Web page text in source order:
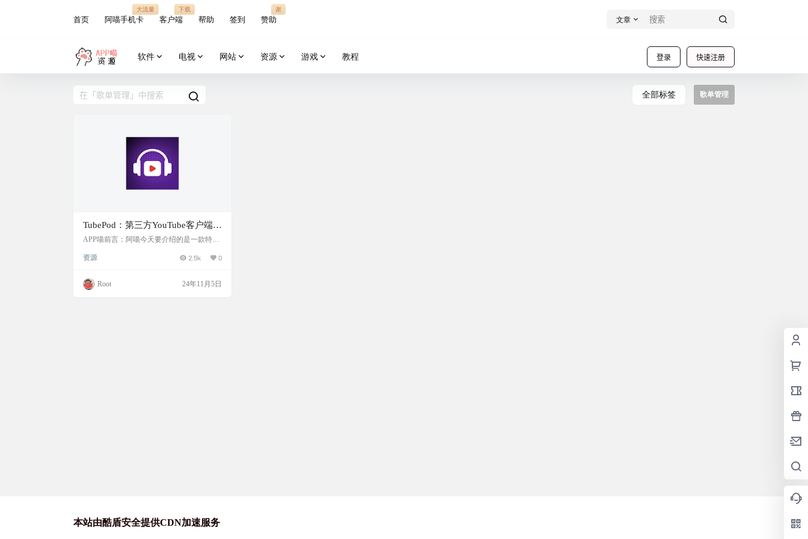
首页 阿喵手机卡
大流量
客户端
下载
帮助 签到 赞助
谢
文章
登录 快速注册
软件 电视 网站 资源 游戏 教程
全部标签 歌单管理
TubePod：第三方YouTube客户端
App，提供无广告的沉浸式音视频
允许用户将视频转换为播客形式
APP喵前言：阿喵今天要介绍的是一款特别
量音视频和播客的应用程序，让你在无广告
是在跑步还是开车，TubePod的后台播放功
能都能让视频变成播客，让你随时随地享
资源 2.5k 0
Root 24年11月5日
本站由酷盾安全提供CDN加速服务